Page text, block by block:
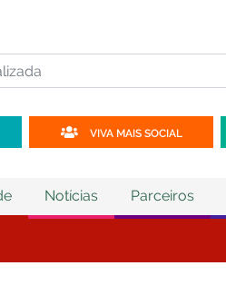
VIVA MAIS SOCIAL
Notícias Parceiros